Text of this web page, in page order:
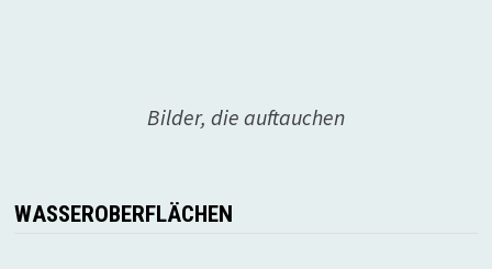
Bilder, die auftauchen
WASSEROBERFLÄCHEN